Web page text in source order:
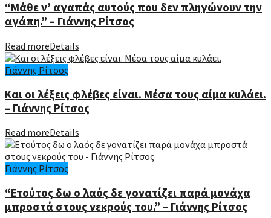
“Μάθε ν’ αγαπάς αυτούς που δεν πληγώνουν την
αγάπη.” – Γιάννης Ρίτσος
Read moreDetails
Γιάννης Ρίτσος
Και οι λέξεις φλέβες είναι. Μέσα τους αίμα κυλάει.
– Γιάννης Ρίτσος
Read moreDetails
Γιάννης Ρίτσος
“Ετούτος δω ο λαός δε γονατίζει παρά μονάχα
μπροστά στους νεκρούς του.” – Γιάννης Ρίτσος